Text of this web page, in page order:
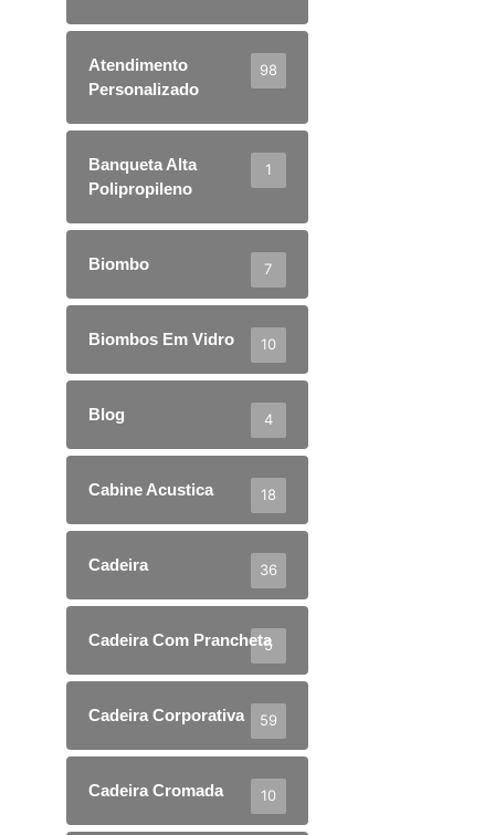
Atendimento
Personalizado
98
Banqueta Alta
Polipropileno
1
Biombo 7
Biombos Em Vidro 10
Blog 4
Cabine Acustica 18
Cadeira 36
Cadeira Com Prancheta
5
Cadeira Corporativa 59
Cadeira Cromada 10